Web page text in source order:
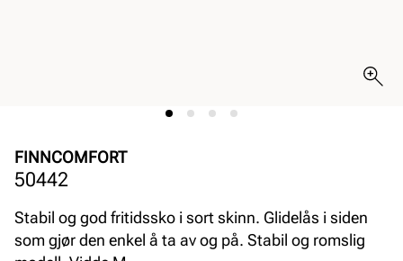
FINNCOMFORT
50442
Stabil og god fritidssko i sort skinn. Glidelås i siden
som gjør den enkel å ta av og på. Stabil og romslig